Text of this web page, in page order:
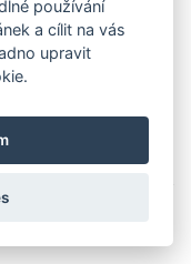
používání
a cílit na vás
upravit